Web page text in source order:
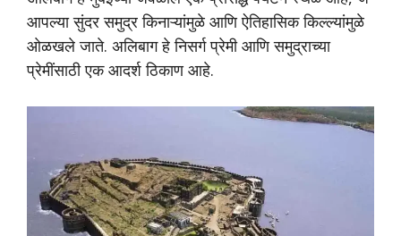
आपल्या सुंदर समुद्र किनाऱ्यांमुळे आणि ऐतिहासिक किल्ल्यांमुळे
ओळखले जाते. अलिबाग हे निसर्ग प्रेमी आणि समुद्राच्या
प्रेमींसाठी एक आदर्श ठिकाण आहे.